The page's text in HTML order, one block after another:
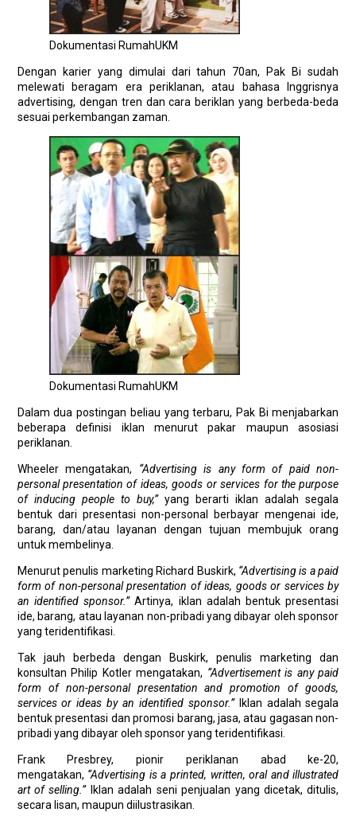
Dokumentasi RumahUKM
Dengan karier yang dimulai dari tahun 70an, Pak Bi sudah
melewati beragam era periklanan, atau bahasa Inggrisnya
advertising, dengan tren dan cara beriklan yang berbeda-beda
sesuai perkembangan zaman.
Dokumentasi RumahUKM
Dalam dua postingan beliau yang terbaru, Pak Bi menjabarkan
beberapa definisi iklan menurut pakar maupun asosiasi
periklanan.
Wheeler mengatakan, “Advertising is any form of paid non-
personal presentation of ideas, goods or services for the purpose
of inducing people to buy,”yang berarti iklan adalah segala
bentuk dari presentasi non-personal berbayar mengenai ide,
barang, dan/atau layanan dengan tujuan membujuk orang
untuk membelinya.
Menurut penulis marketing Richard Buskirk, “Advertising is a paid
form of non-personal presentation of ideas, goods or services by
an identified sponsor.”Artinya, iklan adalah bentuk presentasi
ide, barang, atau layanan non-pribadi yang dibayar oleh sponsor
yang teridentifikasi.
Tak jauh berbeda dengan Buskirk, penulis marketing dan
konsultan Philip Kotler mengatakan, “Advertisement is any paid
form of non-personal presentation and promotion of goods,
services or ideas by an identified sponsor.”
Iklan adalah segala
bentuk presentasi dan promosi barang, jasa, atau gagasan non-
pribadi yang dibayar oleh sponsor yang teridentifikasi.
Frank Presbrey, pionir periklanan abad ke-20,
mengatakan, “Advertising is a printed, written, oral and illustrated
art of selling.”
Iklan adalah seni penjualan yang dicetak, ditulis,
secara lisan, maupun diilustrasikan.